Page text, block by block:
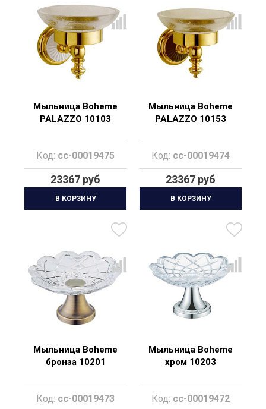
Мыльница Boheme
PALAZZO 10103
Код: cc-00019475
23367 руб
В КОРЗИНУ
Мыльница Boheme
PALAZZO 10153
Код: cc-00019474
23367 руб
В КОРЗИНУ
Мыльница Boheme
бронза 10201
Код: cc-00019473
Мыльница Boheme
хром 10203
Код: cc-00019472